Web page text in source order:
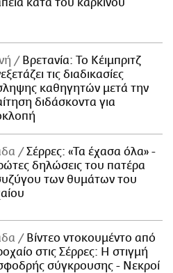
Βρετανία: Το Κέιμπριτζ
τις διαδικασίες
καθηγητών μετά την
διδάσκοντα για
Σέρρες: «Τα έχασα όλα» -
δηλώσεις του πατέρα
των θυμάτων του
Βίντεο ντοκουμέντο από
στις Σέρρες: Η στιγμή
σύγκρουσης - Νεκροί